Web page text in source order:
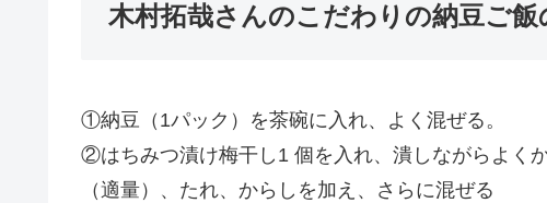
木村拓哉さんのこだわりの納豆ご飯
①納豆（1パック）を茶碗に入れ、よく混ぜる。
②はちみつ漬け梅干し1 個を入れ、潰しながらよく
（適量）、たれ、からしを加え、さらに混ぜる